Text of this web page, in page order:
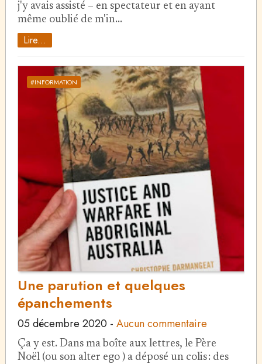
j'y avais assisté – en spectateur et en ayant
même oublié de m'in…
Lire...
#INFORMATION
Une parution et quelques
épanchements
05 décembre 2020 - Aucun commentaire
Ça y est. Dans ma boîte aux lettres, le Père
Noël (ou son alter ego ) a déposé un colis : des